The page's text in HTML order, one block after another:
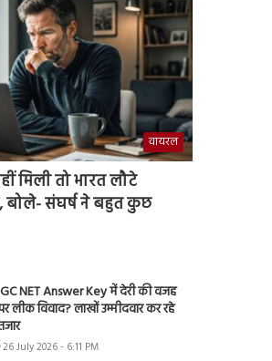
वायरल
मिली तो भारत लौटे
बोले- संघर्ष ने बहुत कुछ
NET Answer Key में देरी की वजह
लीक विवाद? लाखों उम्मीदवार कर रहे
26 July 2026 - 6:11 PM